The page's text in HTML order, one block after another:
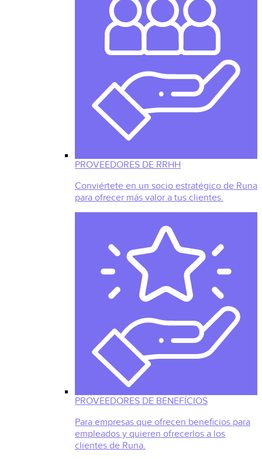
PROVEEDORES DE RRHH
Conviértete en un socio estratégico de Runa
para ofrecer más valor a tus clientes.
PROVEEDORES DE BENEFÍCIOS
Para empresas que ofrecen beneficios para
empleados y quieren ofrecerlos a los
clientes de Runa.